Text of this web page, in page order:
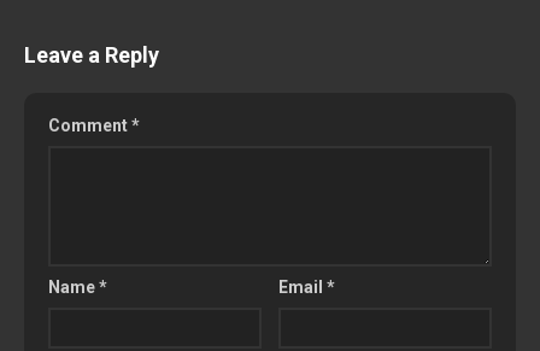
Leave a Reply
Comment*
Name* Email*